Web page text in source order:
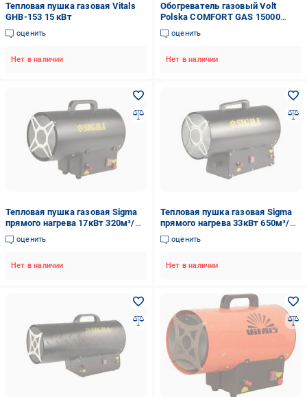
Тепловая пушка газовая Vitals
GHB-153 15 кВт
оценить
Нет в наличии
Обогреватель газовый Volt
Polska COMFORT GAS 15000
(3ZXBGA1415)
оценить
Нет в наличии
Тепловая пушка газовая Sigma
прямого нагрева 17кВт 320м³/
час 5358631 17 кВт 230 В
оценить
Нет в наличии
Тепловая пушка газовая Sigma
прямого нагрева 33кВт 650м³/
час 5358651 33 кВт 230 В
оценить
Нет в наличии